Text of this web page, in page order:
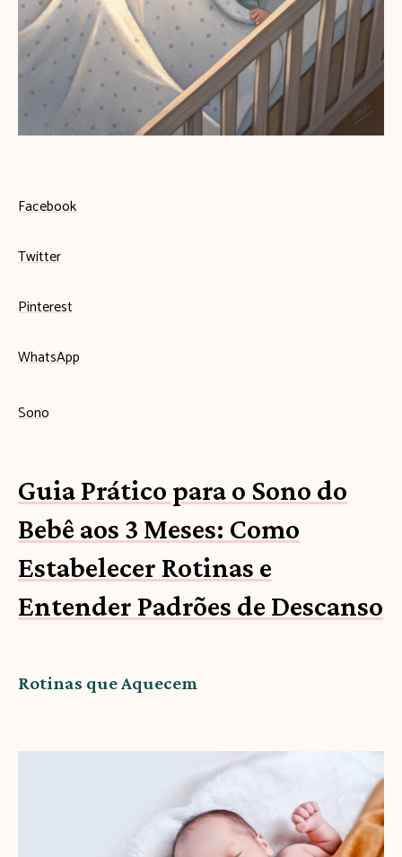
Facebook
Twitter
Pinterest
WhatsApp
Sono
Guia Prático para o Sono do
Bebê aos 3 Meses: Como
Estabelecer Rotinas e
Entender Padrões de Descanso
Rotinas que Aquecem